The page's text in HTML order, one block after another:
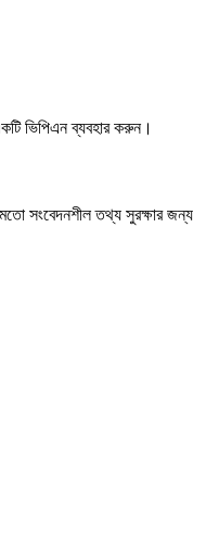
ভিপিএন ব্যবহার করুন।
সংবেদনশীল তথ্য সুরক্ষার জন্য